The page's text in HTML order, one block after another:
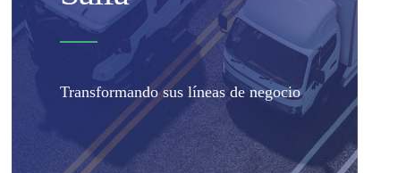
Transformando sus líneas de negocio